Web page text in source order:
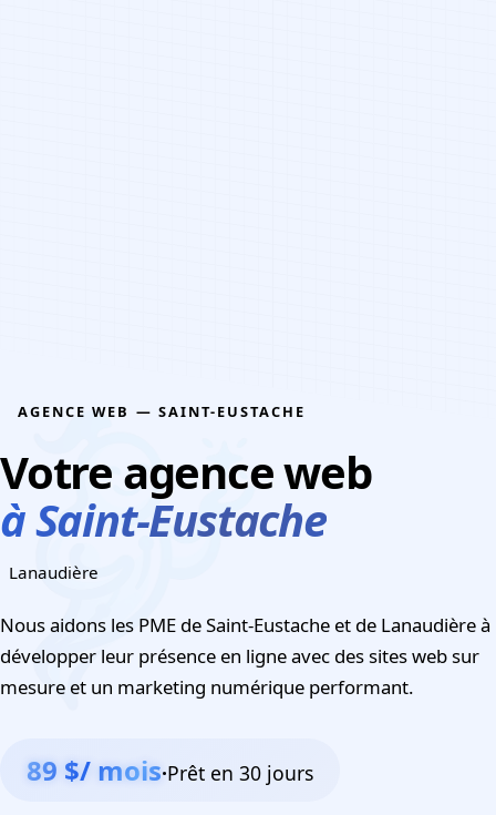
AGENCE WEB — SAINT-EUSTACHE
Votre agence web
à Saint-Eustache
Lanaudière
Nous aidons les PME de Saint-Eustache et de Lanaudière à
développer leur présence en ligne avec des sites web sur
mesure et un marketing numérique performant.
89 $/ mois·Prêt en 30 jours